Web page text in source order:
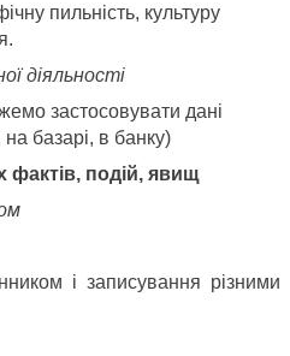
пильність, культуру
діяльності
застосовувати дані
базарі, в банку)
фактів, подій, явищ
і записування різними